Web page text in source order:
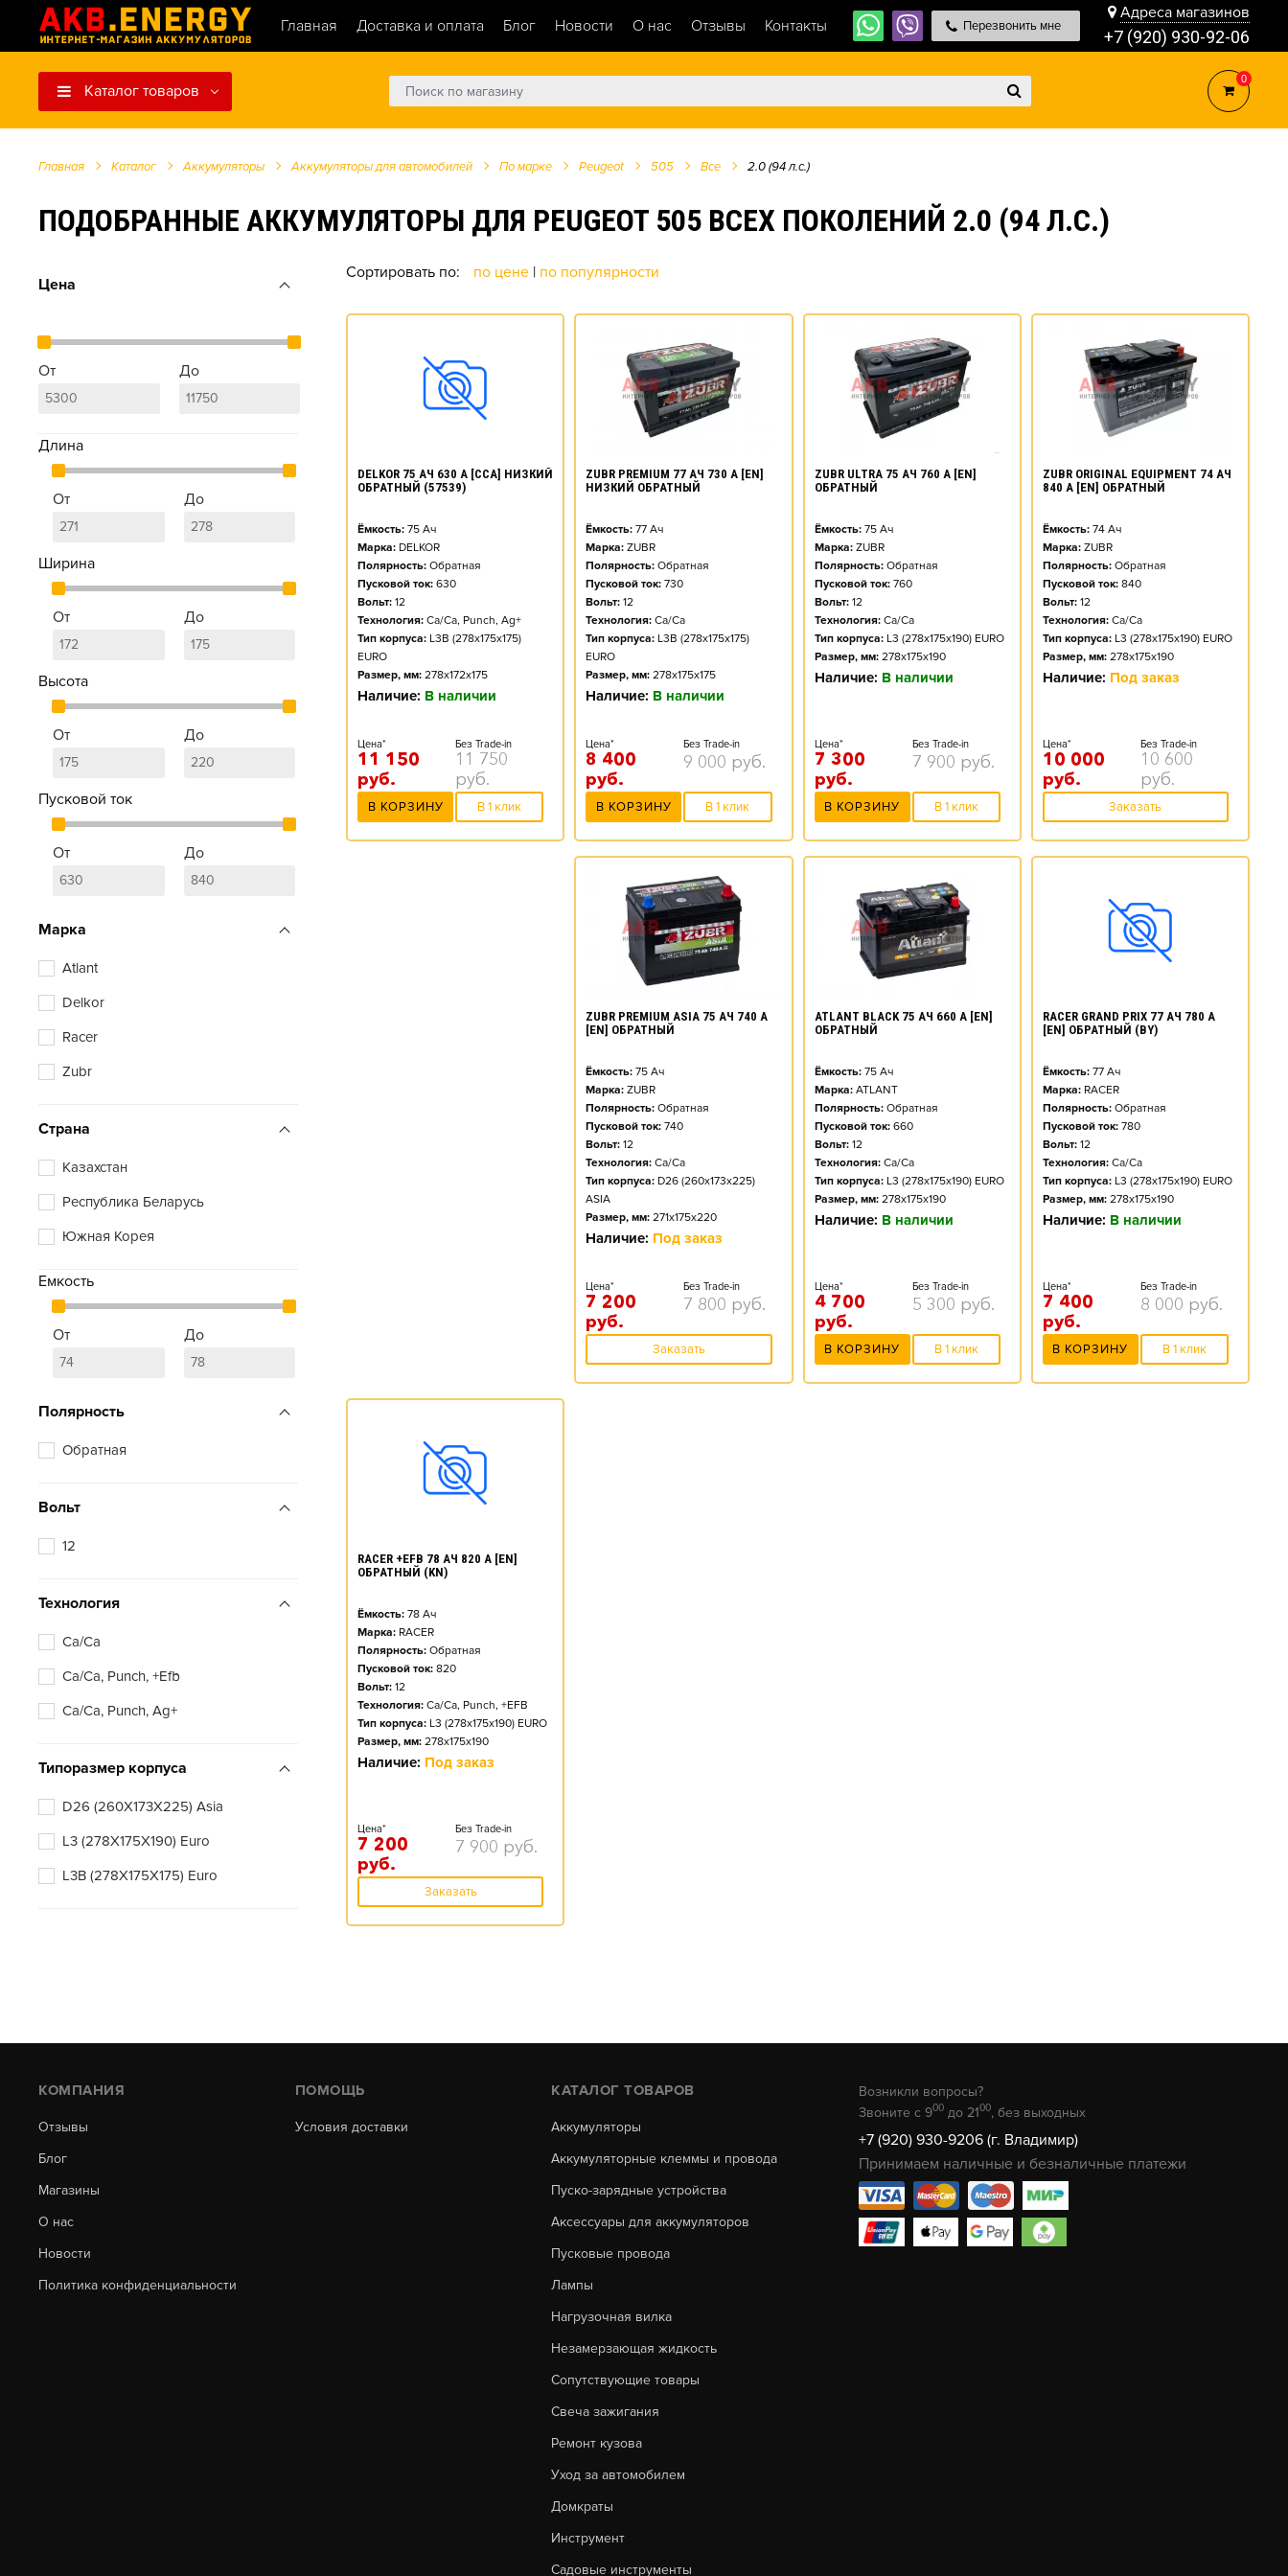
Главная Доставка и оплата Блог Новости О нас Отзывы Контакты Перезвонить мне
Адреса магазинов
+7 (920) 930-92-06
Каталог товаров
0
Главная Каталог Аккумуляторы Аккумуляторы для автомобилей По марке Peugeot 505 Все 2.0 (94 л.с.)
ПОДОБРАННЫЕ АККУМУЛЯТОРЫ ДЛЯ PEUGEOT 505 ВСЕХ ПОКОЛЕНИЙ 2.0 (94 Л.С.)
Цена
От До
Длина
От До
Ширина
От До
Высота
От До
Пусковой ток
От До
Марка
Atlant
Delkor
Racer
Zubr
Страна
Казахстан
Республика Беларусь
Южная Корея
Емкость
От До
Полярность
Обратная
Вольт
12
Технология
Ca/Ca
Ca/Ca, Punch, +Efb
Ca/Ca, Punch, Ag+
Типоразмер корпуса
D26 (260X173X225) Asia
L3 (278X175X190) Euro
L3B (278X175X175) Euro
Сортировать по: по цене | по популярности
DELKOR 75 АЧ 630 А [CCA] НИЗКИЙ
ОБРАТНЫЙ (57539)
Ёмкость: 75 Ач
Марка: DELKOR
Полярность: Обратная
Пусковой ток: 630
Вольт: 12
Технология: Ca/Ca, Punch, Ag+
Тип корпуса: L3B (278x175x175)
EURO
Размер, мм: 278x172x175
Наличие: В наличии
Цена*
11 150
руб.
Без Trade-in
11 750
руб.
В КОРЗИНУ В 1 клик
ZUBR PREMIUM 77 АЧ 730 А [EN]
НИЗКИЙ ОБРАТНЫЙ
Ёмкость: 77 Ач
Марка: ZUBR
Полярность: Обратная
Пусковой ток: 730
Вольт: 12
Технология: Ca/Ca
Тип корпуса: L3B (278x175x175)
EURO
Размер, мм: 278x175x175
Наличие: В наличии
Цена*
8 400
руб.
Без Trade-in
9 000 руб.
В КОРЗИНУ В 1 клик
ZUBR ULTRA 75 АЧ 760 А [EN]
ОБРАТНЫЙ
Ёмкость: 75Ач
Марка: ZUBR
Полярность: Обратная
Пусковой ток: 760
Вольт: 12
Технология: Ca/Ca
Тип корпуса: L3 (278x175x190) EURO
Размер, мм: 278x175x190
Наличие: В наличии
Цена*
7 300
руб.
Без Trade-in
7 900 руб.
В КОРЗИНУ В 1 клик
ZUBR ORIGINAL EQUIPMENT 74 АЧ
840 А [EN] ОБРАТНЫЙ
Ёмкость: 74Ач
Марка: ZUBR
Полярность: Обратная
Пусковой ток: 840
Вольт: 12
Технология: Ca/Ca
Тип корпуса: L3 (278x175x190) EURO
Размер, мм: 278x175x190
Наличие: Под заказ
Цена*
10 000
руб.
Без Trade-in
10 600
руб.
Заказать
ZUBR PREMIUM ASIA 75 АЧ 740 А
[EN] ОБРАТНЫЙ
Ёмкость: 75 Ач
Марка: ZUBR
Полярность: Обратная
Пусковой ток: 740
Вольт: 12
Технология: Ca/Ca
Тип корпуса: D26 (260x173x225)
ASIA
Размер, мм: 271x175x220
Наличие: Под заказ
Цена*
7 200
руб.
Без Trade-in
7 800 руб.
Заказать
ATLANT BLACK 75 АЧ 660 А [EN]
ОБРАТНЫЙ
Ёмкость: 75Ач
Марка: ATLANT
Полярность: Обратная
Пусковой ток: 660
Вольт: 12
Технология: Ca/Ca
Тип корпуса: L3 (278x175x190) EURO
Размер, мм: 278x175x190
Наличие: В наличии
Цена*
4 700
руб.
Без Trade-in
5 300 руб.
В КОРЗИНУ В 1 клик
RACER GRAND PRIX 77 АЧ 780 А
[EN] ОБРАТНЫЙ (BY)
Ёмкость: 77Ач
Марка: RACER
Полярность: Обратная
Пусковой ток: 780
Вольт: 12
Технология: Ca/Ca
Тип корпуса: L3 (278x175x190) EURO
Размер, мм: 278x175x190
Наличие: В наличии
Цена*
7 400
руб.
Без Trade-in
8 000 руб.
В КОРЗИНУ В 1 клик
RACER +EFB 78 АЧ 820 А [EN]
ОБРАТНЫЙ (KN)
Ёмкость: 78 Ач
Марка: RACER
Полярность: Обратная
Пусковой ток: 820
Вольт: 12
Технология: Ca/Ca, Punch, +EFB
Тип корпуса: L3 (278x175x190) EURO
Размер, мм: 278x175x190
Наличие: Под заказ
Цена*
7 200
руб.
Без Trade-in
7 900 руб.
Заказать
КОМПАНИЯ
Отзывы
Блог
Магазины
О нас
Новости
Политика конфиденциальности
ПОМОЩЬ
Условия доставки
КАТАЛОГ ТОВАРОВ
Аккумуляторы
Аккумуляторные клеммы и провода
Пуско-зарядные устройства
Аксессуары для аккумуляторов
Пусковые провода
Лампы
Нагрузочная вилка
Незамерзающая жидкость
Сопутствующие товары
Свеча зажигания
Ремонт кузова
Уход за автомобилем
Домкраты
Инструмент
Садовые инструменты
Возникли вопросы?
Звоните с 900 до 2100, без выходных
+7 (920) 930-9206 (г. Владимир)
Принимаем наличные и безналичные платежи